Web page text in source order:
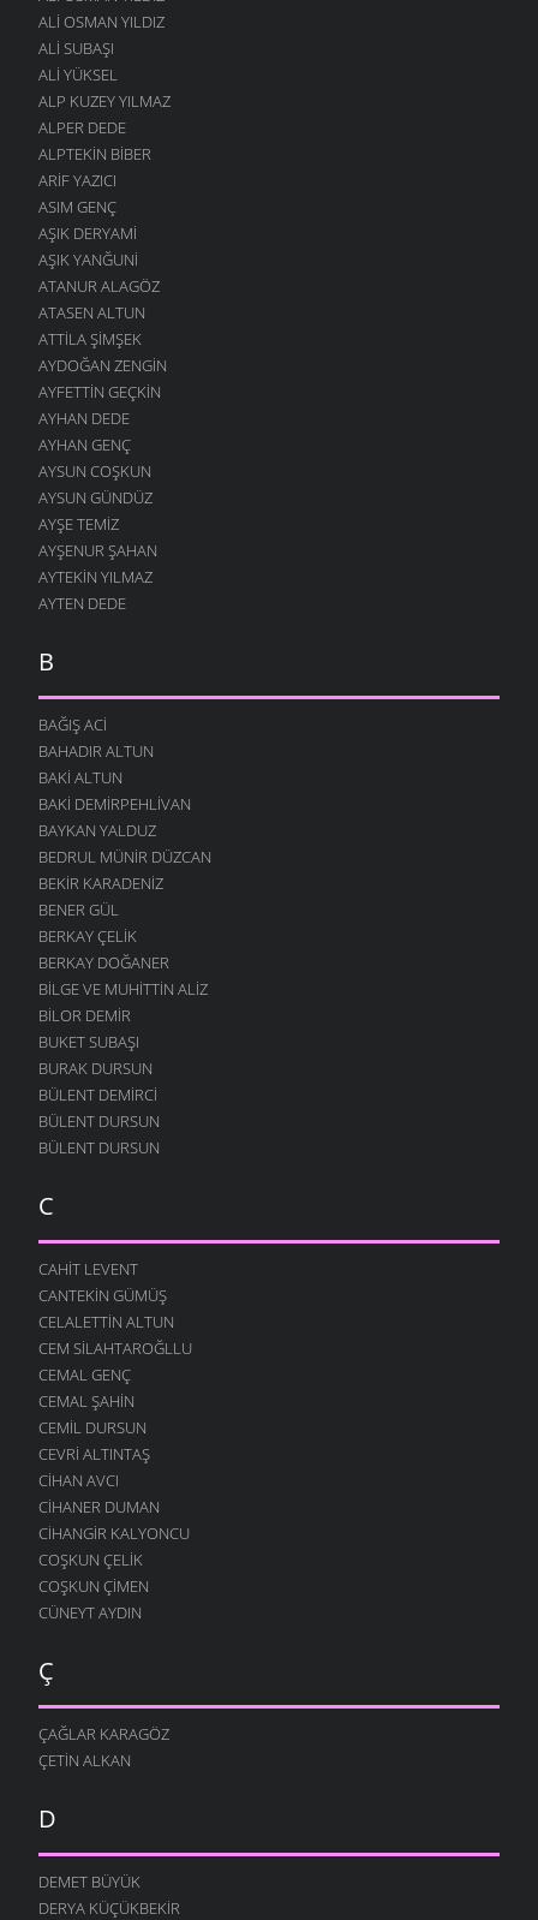
ALI OSMAN YILDIZ
ALI SUBAŞI
ALI YÜKSEL
ALP KUZEY YILMAZ
ALPER DEDE
ALPTEKIN BIBER
ARIF YAZICI
ASIM GENÇ
AŞIK DERYAMI
AŞIK YANĞUNI
ATANUR ALAGÖZ
ATASEN ALTUN
ATTILA ŞIMŞEK
AYDOĞAN ZENGIN
AYFETTIN GEÇKIN
AYHAN DEDE
AYHAN GENÇ
AYSUN COŞKUN
AYSUN GÜNDÜZ
AYŞE TEMIZ
AYŞENUR ŞAHAN
AYTEKIN YILMAZ
AYTEN DEDE
B
BAĞIŞ ACI
BAHADIR ALTUN
BAKI ALTUN
BAKI DEMIRPEHLIVAN
BAYKAN YALDUZ
BEDRUL MÜNIR DÜZCAN
BEKIR KARADENIZ
BENER GÜL
BERKAY ÇELIK
BERKAY DOĞANER
BILGE VE MUHITTIN ALIZ
BILOR DEMIR
BUKET SUBAŞI
BURAK DURSUN
BÜLENT DEMIRCI
BÜLENT DURSUN
BÜLENT DURSUN
C
CAHIT LEVENT
CANTEKIN GÜMÜŞ
CELALETTIN ALTUN
CEM SILAHTAROĞLLU
CEMAL GENÇ
CEMAL ŞAHIN
CEMIL DURSUN
CEVRI ALTINTAŞ
CIHAN AVCI
CIHANER DUMAN
CIHANGIR KALYONCU
COŞKUN ÇELIK
COŞKUN ÇIMEN
CÜNEYT AYDIN
Ç
ÇAĞLAR KARAGÖZ
ÇETIN ALKAN
D
DEMET BÜYÜK
DERYA KÜÇÜKBEKIR